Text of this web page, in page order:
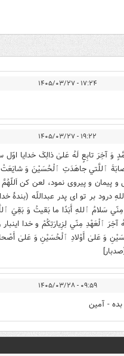
۱۷:۲۴ - ۱۴۰۵/۰۳/۲۷
۱۹:۲۲ - ۱۴۰۵/۰۳/۲۷
وَ آخِرَ تابِعٍ لَهُ عَلیٰ ذالِکَ خدایا
ٱللَّتي جاهَدَتِ ٱلْحُسَیْنَ وَ
و پیروی نمود، لعن کن اَللّهُمَّ
درود بر تو اى پدر عبداللّه (بندۀ
سَلامُ ٱللهِ أَبَدًا ما بَقيتُ وَ بَقِيَ
مِنّي لِزِيارَتِکُمْ و خدا اینبار
وَ عَلىٰ أَوْلادِ ٱلْحُسَيْنِ وَ عَلىٰ
۰۹:۵۹ - ۱۴۰۵/۰۳/۲۸
- آمین